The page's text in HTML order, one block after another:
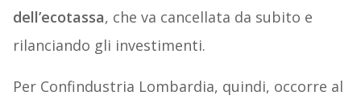
dell’ecotassa, che va cancellata da subito e
rilanciando gli investimenti.
Per Confindustria Lombardia, quindi, occorre al